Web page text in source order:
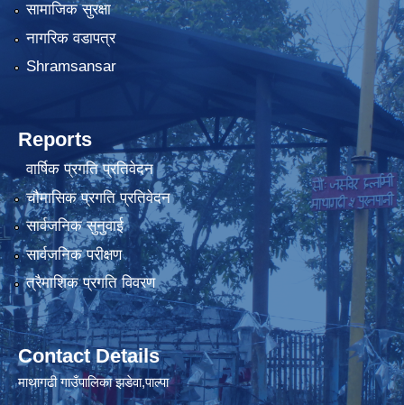
सामाजिक सुरक्षा
नागरिक वडापत्र
Shramsansar
Reports
वार्षिक प्रगति प्रतिवेदन
चौमासिक प्रगति प्रतिवेदन
सार्वजनिक सुनुवाई
सार्वजनिक परीक्षण
त्रैमाशिक प्रगति विवरण
Contact Details
माथागढी गाउँपालिका झडेवा,पाल्पा